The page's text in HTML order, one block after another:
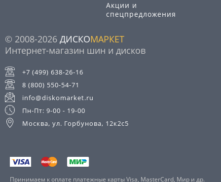
Акции и
спецпредложения
© 2008-2026 ДИСКОМАРКЕТ
Интернет-магазин шин и дисков
+7 (499) 638-26-16
8 (800) 550-54-71
info@diskomarket.ru
Пн-Пт: 9-00 - 19-00
Москва, ул. Горбунова, 12к2с5
Принимаем к оплате платежные карты Visa, MasterCard, Мир и др.